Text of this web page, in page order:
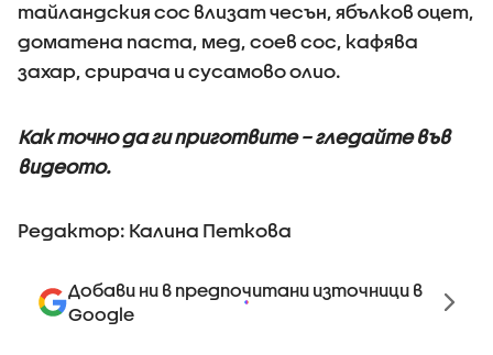
тайландския сос влизат чесън, ябълков оцет,
доматена паста, мед, соев сос, кафява
захар, срирача и сусамово олио.
Как точно да ги приготвите – гледайте във
видеото.
Редактор: Калина Петкова
Добави ни в предпочитани източници в
Google